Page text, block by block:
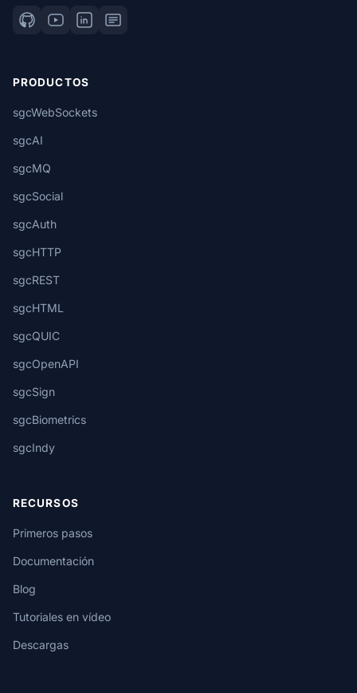
PRODUCTOS
sgcWebSockets
sgcAI
sgcMQ
sgcSocial
sgcAuth
sgcHTTP
sgcREST
sgcHTML
sgcQUIC
sgcOpenAPI
sgcSign
sgcBiometrics
sgcIndy
RECURSOS
Primeros pasos
Documentación
Blog
Tutoriales en vídeo
Descargas